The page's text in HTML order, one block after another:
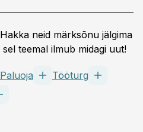
Hakka neid märksõnu jälgima
teemal ilmub midagi uut!
Tööturg